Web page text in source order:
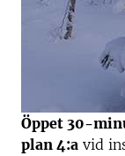
Öppet 30-
plan 4:a vid